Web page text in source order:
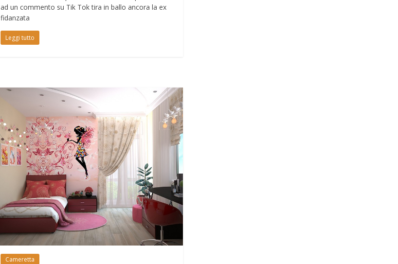
ad un commento su Tik Tok tira in ballo ancora la ex
fidanzata
Leggi tutto
Cameretta